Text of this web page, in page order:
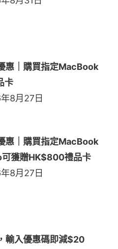
惠｜購買指定MacBook
卡
8月27日
惠｜購買指定MacBook
獲贈HK$800禮品卡
8月27日
輸入優惠碼即減$20